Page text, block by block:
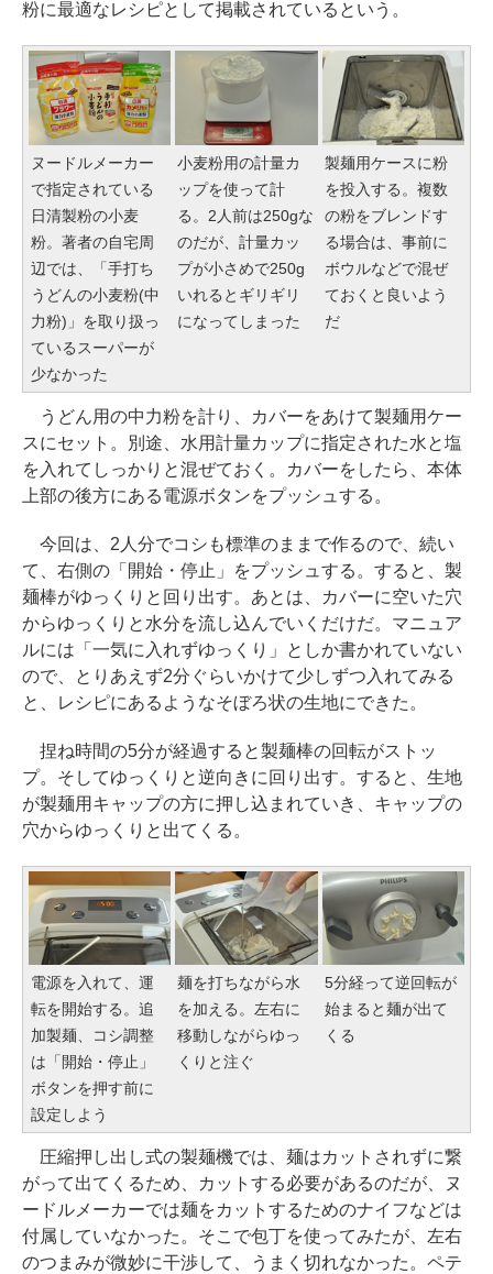
粉に最適なレシピとして掲載されているという。
ヌードルメーカー
で指定されている
日清製粉の小麦
粉。著者の自宅周
辺では、「手打ち
うどんの小麦粉(中
力粉)」を取り扱っ
ているスーパーが
少なかった
小麦粉用の計量カ
ップを使って計
る。2人前は250gな
のだが、計量カッ
プが小さめで250g
いれるとギリギリ
になってしまった
製麺用ケースに粉
を投入する。複数
の粉をブレンドす
る場合は、事前に
ボウルなどで混ぜ
ておくと良いよう
だ
うどん用の中力粉を計り、カバーをあけて製麺用ケー
スにセット。別途、水用計量カップに指定された水と塩
を入れてしっかりと混ぜておく。カバーをしたら、本体
上部の後方にある電源ボタンをプッシュする。
今回は、2人分でコシも標準のままで作るので、続い
て、右側の「開始・停止」をプッシュする。すると、製
麺棒がゆっくりと回り出す。あとは、カバーに空いた穴
からゆっくりと水分を流し込んでいくだけだ。マニュア
ルには「一気に入れずゆっくり」としか書かれていない
ので、とりあえず2分ぐらいかけて少しずつ入れてみる
と、レシピにあるようなそぼろ状の生地にできた。
捏ね時間の5分が経過すると製麺棒の回転がストッ
プ。そしてゆっくりと逆向きに回り出す。すると、生地
が製麺用キャップの方に押し込まれていき、キャップの
穴からゆっくりと出てくる。
電源を入れて、運
転を開始する。追
加製麺、コシ調整
は「開始・停止」
ボタンを押す前に
設定しよう
麺を打ちながら水
を加える。左右に
移動しながらゆっ
くりと注ぐ
5分経って逆回転が
始まると麺が出て
くる
圧縮押し出し式の製麺機では、麺はカットされずに繋
がって出てくるため、カットする必要があるのだが、ヌ
ードルメーカーでは麺をカットするためのナイフなどは
付属していなかった。そこで包丁を使ってみたが、左右
のつまみが微妙に干渉して、うまく切れなかった。ペテ